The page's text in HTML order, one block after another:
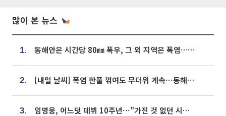
많이 본 뉴스
1. 동해안은 시간당 80㎜ 폭우, 그 외 지역은 폭염…‘극과 극 날씨’
2. [내일 날씨] 폭염 한풀 꺾여도 무더위 계속⋯동해안 이틀 연속 비
3. 임영웅, 어느덧 데뷔 10주년⋯"가진 것 없던 시절, 내 앞엔 20명의 팬뿐"